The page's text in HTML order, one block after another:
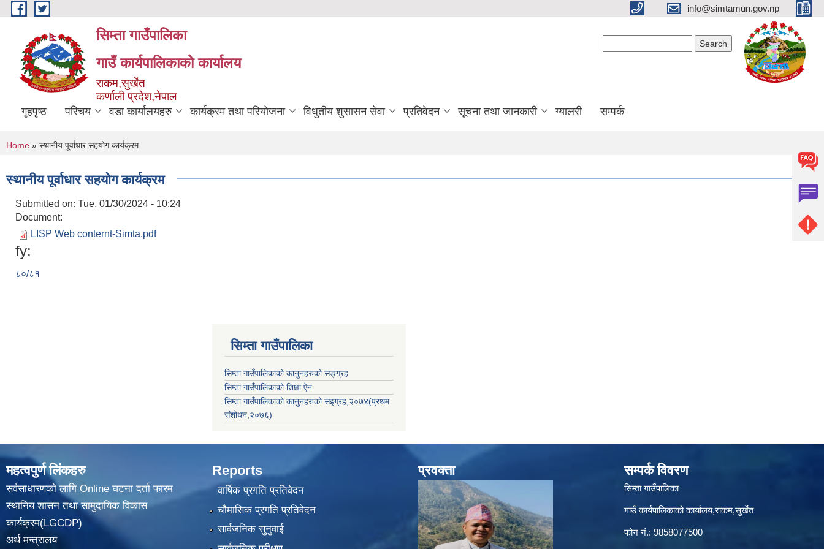
Skip to main content info@simtamun.gov.np
सिम्ता गाउँपालिका
गाउँ कार्यपालिकाको कार्यालय
राकम,सुर्खेत
कर्णाली प्रदेश,नेपाल
गृहपृष्ठ परिचय वडा कार्यालयहरु कार्यक्रम तथा परियोजना विधुतीय शुसासन सेवा प्रतिवेदन सूचना तथा जानकारी ग्यालरी सम्पर्क
You are here
Home » स्थानीय पूर्वाधार सहयोग कार्यक्रम
स्थानीय पूर्वाधार सहयोग कार्यक्रम
Submitted on: Tue, 01/30/2024 - 10:24
Document:
LISP Web conternt-Simta.pdf
fy:
८०/८१
सिम्ता गाउँपालिका
सिम्ता गाउँपालिकाको कानुनहरुको सङ्ग्रह
सिम्ता गाउँपालिकाको शिक्षा ऐन
सिम्ता गाउँपालिकाको कानुनहरुको सइग्रह,२०७४(प्रथम
संशोधन,२०७६)
महत्वपुर्ण लिंकहरु
सर्वसाधारणको लागि Online घटना दर्ता फारम
स्थानिय शासन तथा सामुदायिक विकास
कार्यक्रम(LGCDP)
अर्थ मन्त्रालय
Reports
वार्षिक प्रगति प्रतिवेदन
चौमासिक प्रगति प्रतिवेदन
सार्वजनिक सुनुवाई
प्रवक्ता सम्पर्क विवरण
सिम्ता गाउँपालिका
गाउँ कार्यपालिकाको कार्यालय,राकम,सुर्खेत
फोन नं.: 9858077500